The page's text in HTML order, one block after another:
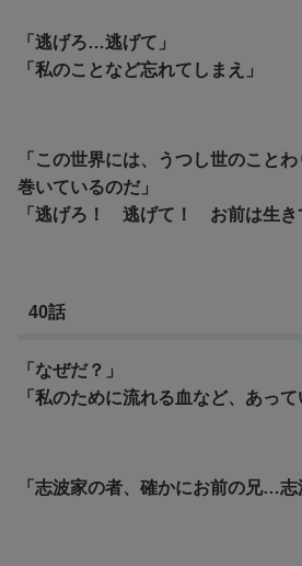
「逃げろ…逃げて」
「私のことなど忘れてしまえ」
「この世界には、うつし世のこと
巻いているのだ」
「逃げろ！ 逃げて！ お前は生き
40話
「なぜだ？」
「私のために流れる血など、あって
「志波家の者、確かにお前の兄…志